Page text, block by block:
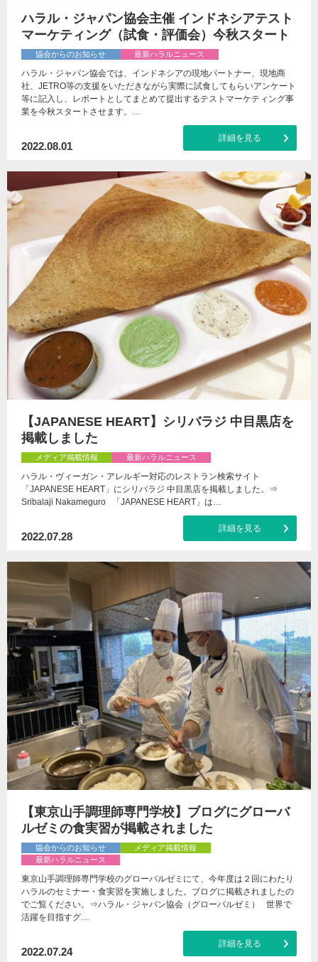
ハラル・ジャパン協会主催 インドネシアテスト
マーケティング（試食・評価会）今秋スタート
協会からのお知らせ 最新ハラルニュース
ハラル・ジャパン協会では、インドネシアの現地パートナー、現地商
社、JETRO等の支援をいただきながら実際に試食してもらいアンケート
等に記入し、レポートとしてまとめて提出するテストマーケティング事
業を今秋スタートさせます。…
2022.08.01
詳細を見る
【JAPANESE HEART】シリバラジ 中目黒店を
掲載しました
メディア掲載情報 最新ハラルニュース
ハラル・ヴィーガン・アレルギー対応のレストラン検索サイト
「JAPANESE HEART」にシリバラジ 中目黒店を掲載しました。⇒
Sribalaji Nakameguro 「JAPANESE HEART」は…
2022.07.28
詳細を見る
【東京山手調理師専門学校】ブログにグローバ
ルゼミの食実習が掲載されました
協会からのお知らせ
メディア掲載情報
最新ハラルニュース
東京山手調理師専門学校のグローバルゼミにて、今年度は２回にわたり
ハラルのセミナー・食実習を実施しました。ブログに掲載されましたの
でご覧ください。⇒ハラル・ジャパン協会（グローバルゼミ） 世界で
活躍を目指すグ…
2022.07.24
詳細を見る